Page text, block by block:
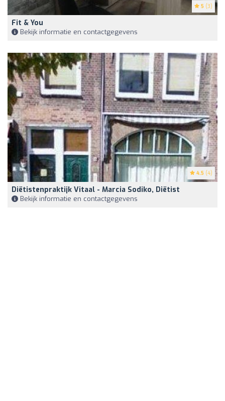
5 (3)
Fit & You
Bekijk informatie en contactgegevens
4.5 (4)
Diëtistenpraktijk Vitaal - Marcia Sodiko, Diëtist
Bekijk informatie en contactgegevens